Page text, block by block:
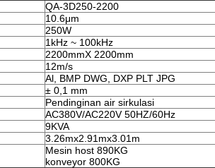
QA-3D250-2200
10.6μm
250W
1kHz ~ 100kHz
2200mmX 2200mm
12m/s
Al, BMP DWG, DXP PLT JPG
± 0,1 mm
Pendinginan air sirkulasi
AC380V/AC220V 50HZ/60Hz
9KVA
3.26mx2.91mx3.01m
Mesin host 890KG
konveyor 800KG